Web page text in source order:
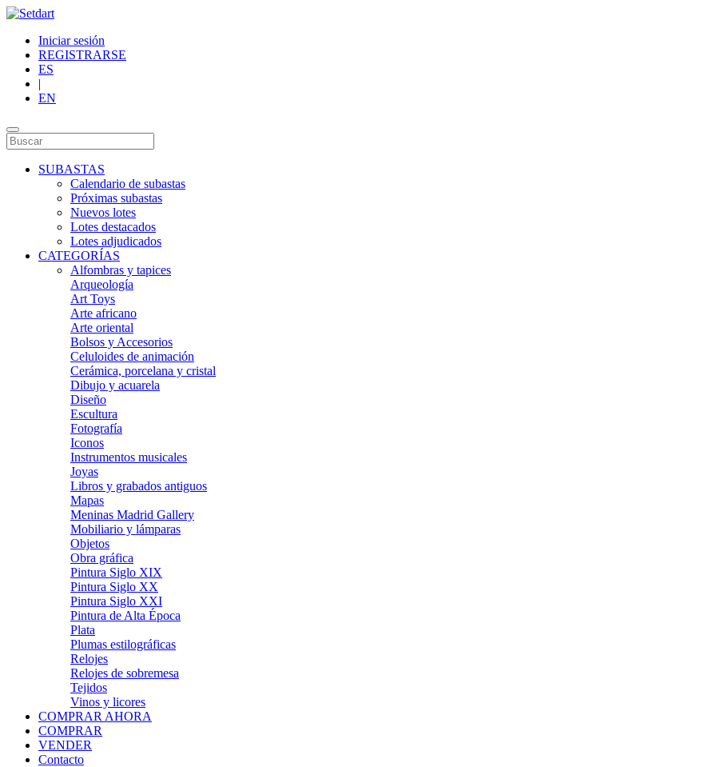
Iniciar sesión
REGISTRARSE
ES
|
EN
SUBASTAS
Calendario de subastas
Próximas subastas
Nuevos lotes
Lotes destacados
Lotes adjudicados
CATEGORÍAS
Alfombras y tapices
Arqueología
Art Toys
Arte africano
Arte oriental
Bolsos y Accesorios
Celuloides de animación
Cerámica, porcelana y cristal
Dibujo y acuarela
Diseño
Escultura
Fotografía
Iconos
Instrumentos musicales
Joyas
Libros y grabados antiguos
Mapas
Meninas Madrid Gallery
Mobiliario y lámparas
Objetos
Obra gráfica
Pintura Siglo XIX
Pintura Siglo XX
Pintura Siglo XXI
Pintura de Alta Época
Plata
Plumas estilográficas
Relojes
Relojes de sobremesa
Tejidos
Vinos y licores
COMPRAR AHORA
COMPRAR
VENDER
Contacto